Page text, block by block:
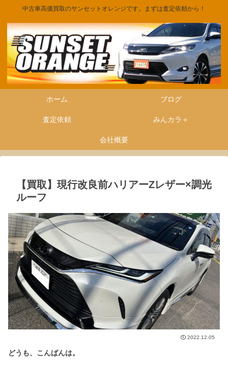
中古車高価買取のサンセットオレンジです。まずは査定依頼から！
ホーム ブログ
査定依頼 みんカラ＋
会社概要
【買取】現行改良前ハリアーZレザー×調光
ルーフ
2022.12.05
どうも、こんばんは。